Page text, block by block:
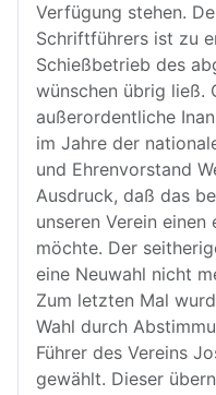
Verfügung stehen.
Schriftführers ist zu
Schießbetrieb des
wünschen übrig ließ.
außerordentliche
im Jahre der
und Ehrenvorstand
Ausdruck, daß das
unseren Verein
möchte. Der
eine Neuwahl nicht
Zum letzten Mal
Wahl durch
Führer des Vereins
gewählt. Dieser